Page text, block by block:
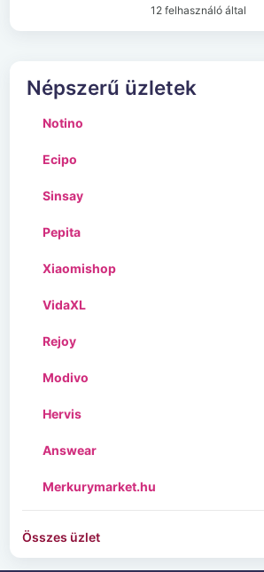
12 felhasználó által
Népszerű üzletek
Notino
Ecipo
Sinsay
Pepita
Xiaomishop
VidaXL
Rejoy
Modivo
Hervis
Answear
Merkurymarket.hu
Összes üzlet